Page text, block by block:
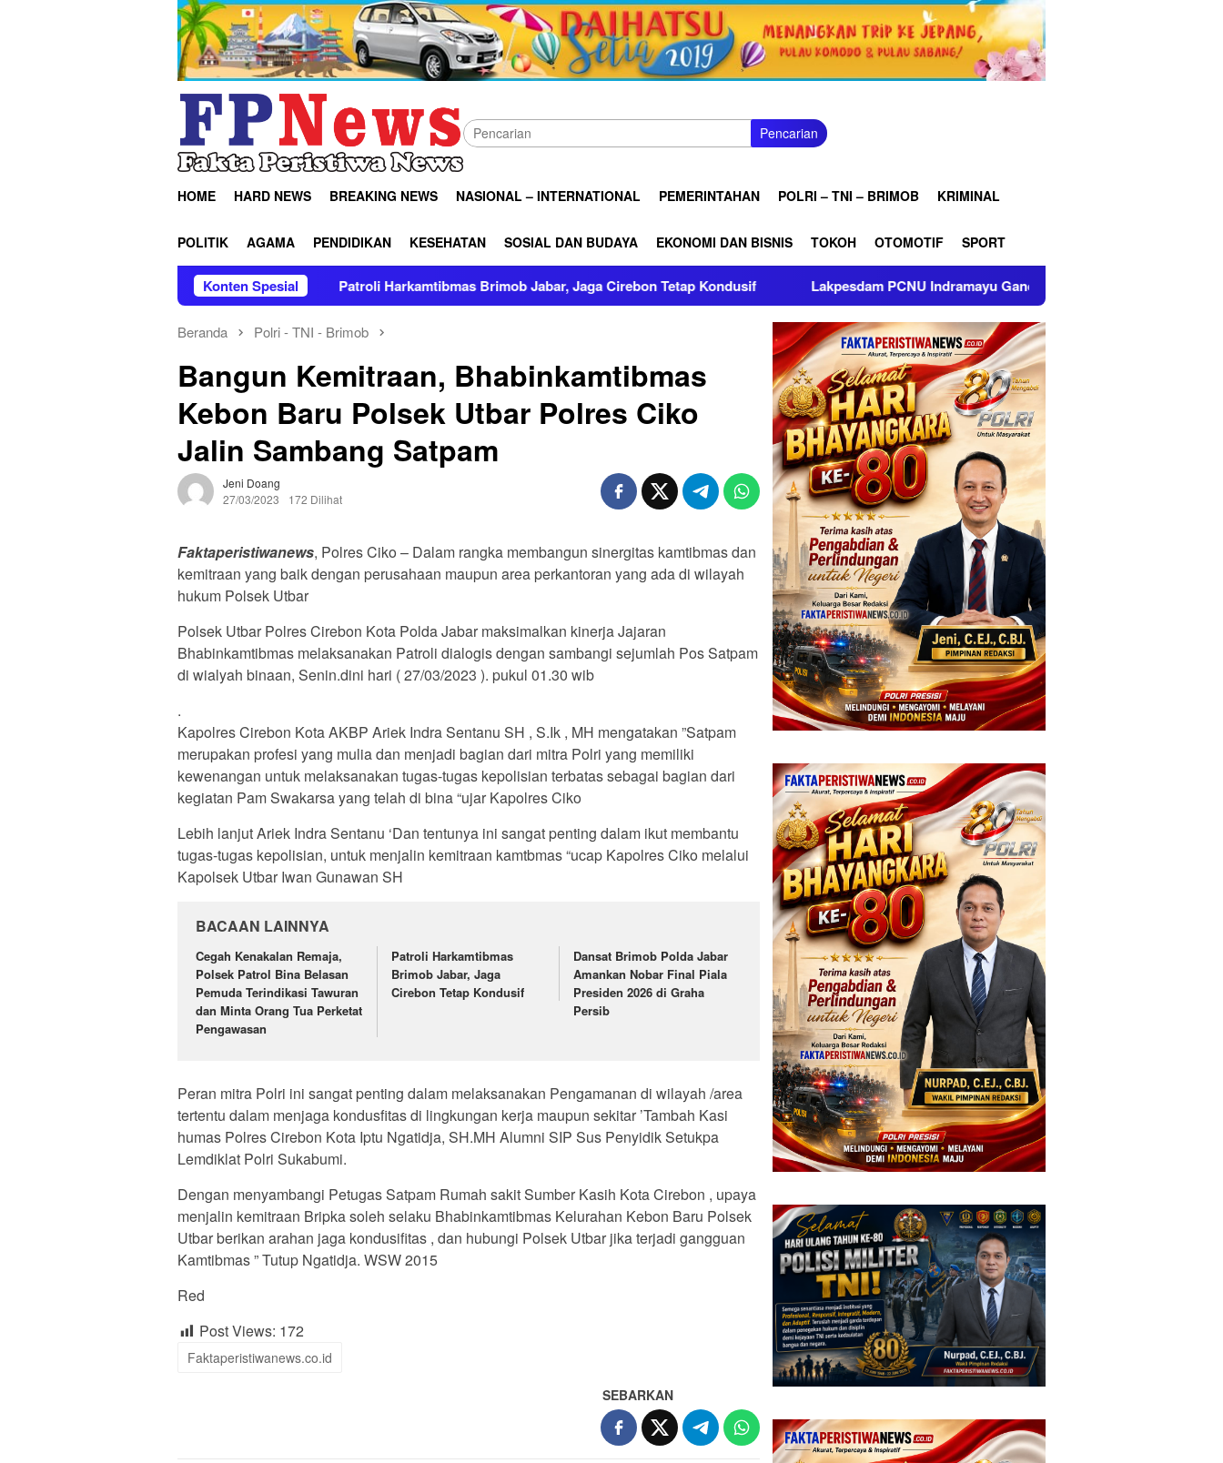
Pencarian
HOME HARD NEWS BREAKING NEWS NASIONAL – INTERNATIONAL PEMERINTAHAN POLRI – TNI – BRIMOB KRIMINAL
POLITIK AGAMA PENDIDIKAN KESEHATAN SOSIAL DAN BUDAYA EKONOMI DAN BISNIS TOKOH OTOMOTIF SPORT
Konten Spesial
Patroli Harkamtibmas Brimob Jabar, Jaga Cirebon Tetap Kondusif Lakpesdam PCNU Indramayu Gandeng Mahasiswa Beri Edukasi Kesehatan
Beranda Polri - TNI - Brimob
Bangun Kemitraan, Bhabinkamtibmas
Kebon Baru Polsek Utbar Polres Ciko
Jalin Sambang Satpam
Jeni Doang
27/03/2023
172 Dilihat
Faktaperistiwanews, Polres Ciko – Dalam rangka membangun sinergitas kamtibmas dan
kemitraan yang baik dengan perusahaan maupun area perkantoran yang ada di wilayah
hukum Polsek Utbar
Polsek Utbar Polres Cirebon Kota Polda Jabar maksimalkan kinerja Jajaran
Bhabinkamtibmas melaksanakan Patroli dialogis dengan sambangi sejumlah Pos Satpam
di wialyah binaan, Senin.dini hari ( 27/03/2023 ). pukul 01.30 wib
.
Kapolres Cirebon Kota AKBP Ariek Indra Sentanu SH , S.Ik , MH mengatakan ”Satpam
merupakan profesi yang mulia dan menjadi bagian dari mitra Polri yang memiliki
kewenangan untuk melaksanakan tugas-tugas kepolisian terbatas sebagai bagian dari
kegiatan Pam Swakarsa yang telah di bina “ujar Kapolres Ciko
Lebih lanjut Ariek Indra Sentanu ‘Dan tentunya ini sangat penting dalam ikut membantu
tugas-tugas kepolisian, untuk menjalin kemitraan kamtbmas “ucap Kapolres Ciko melalui
Kapolsek Utbar Iwan Gunawan SH
BACAAN LAINNYA
Cegah Kenakalan Remaja,
Polsek Patrol Bina Belasan
Pemuda Terindikasi Tawuran
dan Minta Orang Tua Perketat
Pengawasan
Patroli Harkamtibmas
Brimob Jabar, Jaga
Cirebon Tetap Kondusif
Dansat Brimob Polda Jabar
Amankan Nobar Final Piala
Presiden 2026 di Graha
Persib
Peran mitra Polri ini sangat penting dalam melaksanakan Pengamanan di wilayah /area
tertentu dalam menjaga kondusfitas di lingkungan kerja maupun sekitar ’Tambah Kasi
humas Polres Cirebon Kota Iptu Ngatidja, SH.MH Alumni SIP Sus Penyidik Setukpa
Lemdiklat Polri Sukabumi.
Dengan menyambangi Petugas Satpam Rumah sakit Sumber Kasih Kota Cirebon , upaya
menjalin kemitraan Bripka soleh selaku Bhabinkamtibmas Kelurahan Kebon Baru Polsek
Utbar berikan arahan jaga kondusifitas , dan hubungi Polsek Utbar jika terjadi gangguan
Kamtibmas ” Tutup Ngatidja. WSW 2015
Red
Post Views: 172
Faktaperistiwanews.co.id
SEBARKAN